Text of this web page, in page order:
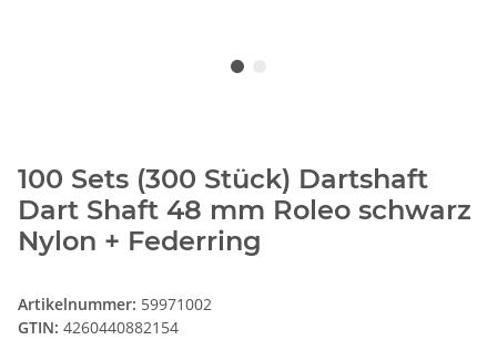
100 Sets (300 Stück) Dartshaft
Dart Shaft 48 mm Roleo schwarz
Nylon + Federring
Artikelnummer: 59971002
GTIN: 4260440882154